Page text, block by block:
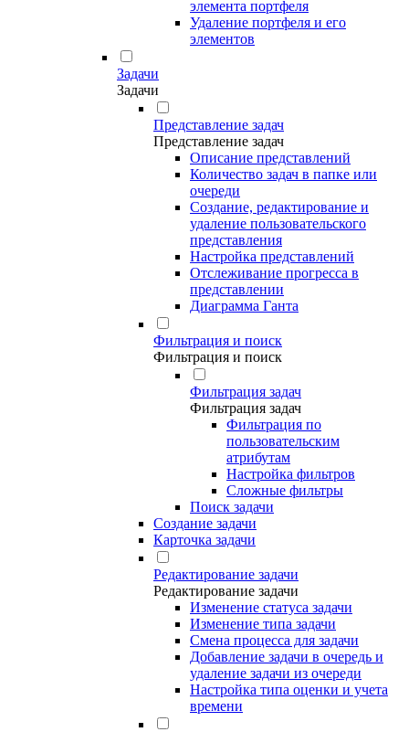
элемента портфеля
Удаление портфеля и его
элементов
Задачи
Задачи
Представление задач
Представление задач
Описание представлений
Количество задач в папке или
очереди
Создание, редактирование и
удаление пользовательского
представления
Настройка представлений
Отслеживание прогресса в
представлении
Диаграмма Ганта
Фильтрация и поиск
Фильтрация и поиск
Фильтрация задач
Фильтрация задач
Фильтрация по
пользовательским
атрибутам
Настройка фильтров
Сложные фильтры
Поиск задачи
Создание задачи
Карточка задачи
Редактирование задачи
Редактирование задачи
Изменение статуса задачи
Изменение типа задачи
Смена процесса для задачи
Добавление задачи в очередь и
удаление задачи из очереди
Настройка типа оценки и учета
времени